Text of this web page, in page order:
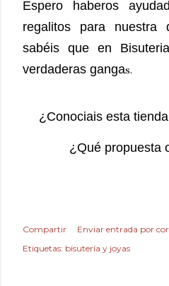
Espero haberos
regalitos para nuestra
sabéis que en
verdaderas gangas.
¿Conociais esta
¿Qué propuesta
Compartir
Enviar entrada por
Etiquetas: bisutería y joyas